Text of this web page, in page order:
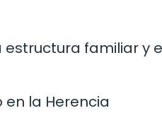
familiar y
la Herencia